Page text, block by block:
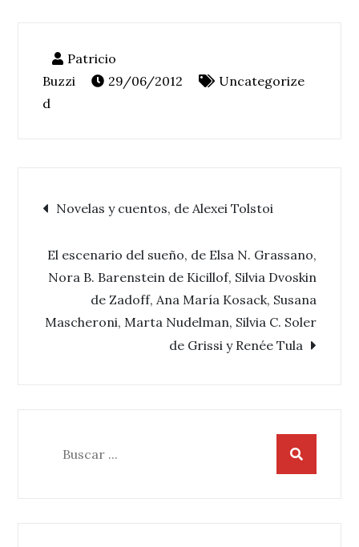
29/06/2012
Uncategorize
d
Navegación
de
entradas
Novelas y cuentos, de Alexei Tolstoi
El escenario del sueño, de Elsa N. Grassano,
Nora B. Barenstein de Kicillof, Silvia Dvoskin
de Zadoff, Ana María Kosack, Susana
Mascheroni, Marta Nudelman, Silvia C. Soler
de Grissi y Renée Tula